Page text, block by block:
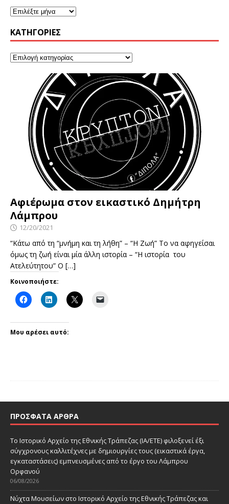
KΑΤΗΓΟΡΊΕΣ
Αφιέρωμα στον εικαστικό Δημήτρη
Λάμπρου
12/20/2021
“Κάτω από τη “μνήμη και τη λήθη” – “Η Ζωή” Το να αφηγείσαι
όμως τη ζωή είναι μία άλλη ιστορία – “Η ιστορία του
Ατελεύτητου” Ο […]
Κοινοποιήστε:
Μου αρέσει αυτό:
ΠΡΌΣΦΑΤΑ ΆΡΘΡΑ
Το Ιστορικό Αρχείο της Εθνικής Τράπεζας (ΙΑ/ΕΤΕ) φιλοξενεί έξι
σύγχρονους καλλιτέχνες με δημιουργίες τους (εικαστικά έργα,
εγκαταστάσεις) εμπνευσμένες από το έργο του Λάμπρου
Ορφανού
06/08/2026
Νύχτα Μουσείων στο Ιστορικό Αρχείο της Εθνικής Τράπεζας και